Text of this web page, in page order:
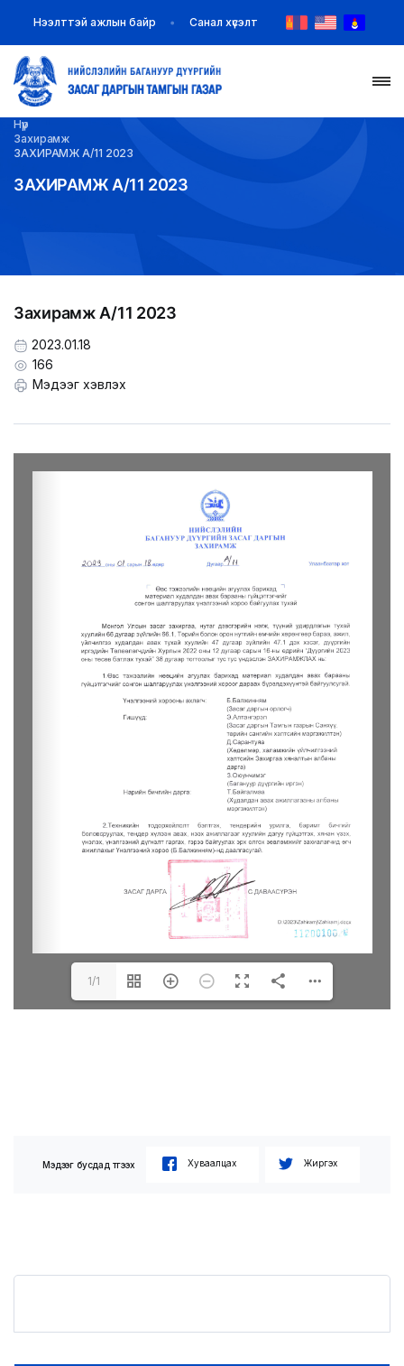
НҮҮР
ТАНИЛЦУУЛГА
ЗАХИРАМЖ ШИЙДВЭР
ИЛ ТОД БАЙДАЛ
Нээлттэй ажлын байр Санал хүсэлт
Нүүр
Захирамж
ЗАХИРАМЖ А/11 2023
ЗАХИРАМЖ А/11 2023
Захирамж А/11 2023
2023.01.18
166
Мэдээг хэвлэх
1/1
Мэдээг бусдад түгээх Хуваалцах Жиргэх